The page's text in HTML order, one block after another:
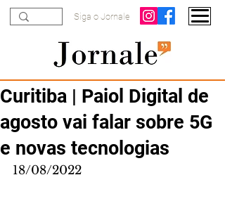
Siga o Jornale
Curitiba | Paiol Digital de
agosto vai falar sobre 5G
e novas tecnologias
18/08/2022